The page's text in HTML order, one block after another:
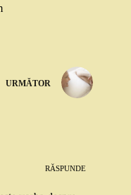
URMĂTOR
RĂSPUNDE